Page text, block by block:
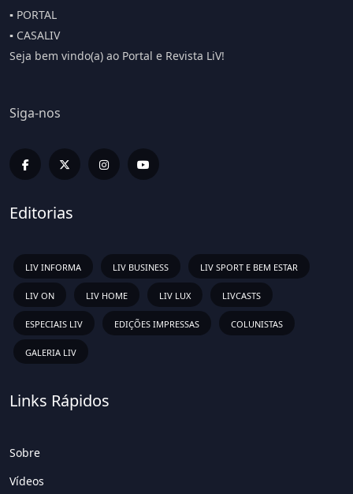
▪️ PORTAL
▪️ CASALIV
Seja bem vindo(a) ao Portal e Revista LiV!
Siga-nos
Editorias
LIV INFORMA LIV BUSINESS LIV SPORT E BEM ESTAR
LIV ON LIV HOME LIV LUX LIVCASTS
ESPECIAIS LIV EDIÇÕES IMPRESSAS COLUNISTAS
GALERIA LIV
Links Rápidos
Sobre
Vídeos